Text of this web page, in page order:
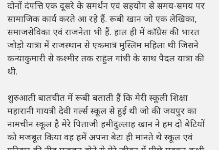
दोनों दंपत्ति एक दूसरे के समर्थन एवं सहयोग से समय-समय पर
सामाजिक कार्य करते आ रहे हैं. रूबी खान जो एक लेखिका,
समाजसेविका एवं राजनेता भी हैं. हाल ही में काँग्रेस की भारत
जोड़ो यात्रा में राजस्थान से एकमात्र मुस्लिम महिला थी जिसने
कन्याकुमारी से कश्मीर तक राहुल गांधी के साथ पैदल यात्रा की
थी.
शुरुआती बातचीत में रूबी बताती हैं कि मेरी स्कूली शिक्षा
महारानी गायत्री देवी गर्ल्स स्कूल से हुई थी जो की जयपुर का
नामचीन स्कूल है मेरे पिताजी हमीदुल्लाह खान ने हम दो बेटियों
को मजबूत किया वह हमें अपना बेटा ही मानते थे स्कूल एवं